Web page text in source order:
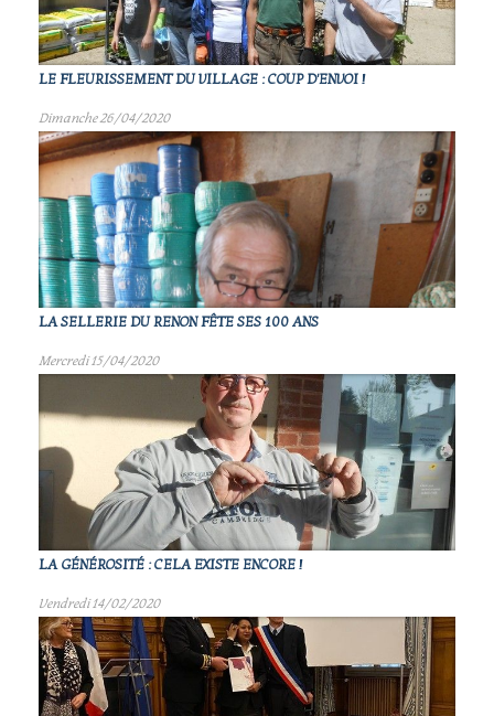
LE FLEURISSEMENT DU VILLAGE : COUP D'ENVOI !
Dimanche 26/04/2020
LA SELLERIE DU RENON FÊTE SES 100 ANS
Mercredi 15/04/2020
LA GÉNÉROSITÉ : CELA EXISTE ENCORE !
Vendredi 14/02/2020